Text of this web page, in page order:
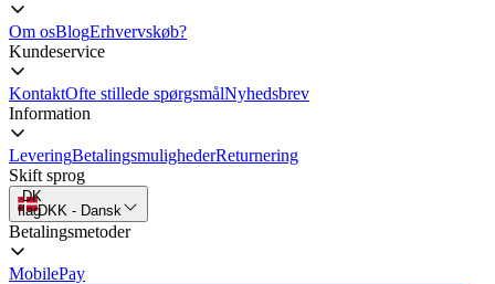
Om osBlogErhvervskøb?
Kundeservice
KontaktOfte stillede spørgsmålNyhedsbrev
Information
LeveringBetalingsmulighederReturnering
Skift sprog
DK
flagDKK - Dansk
Betalingsmetoder
MobilePay